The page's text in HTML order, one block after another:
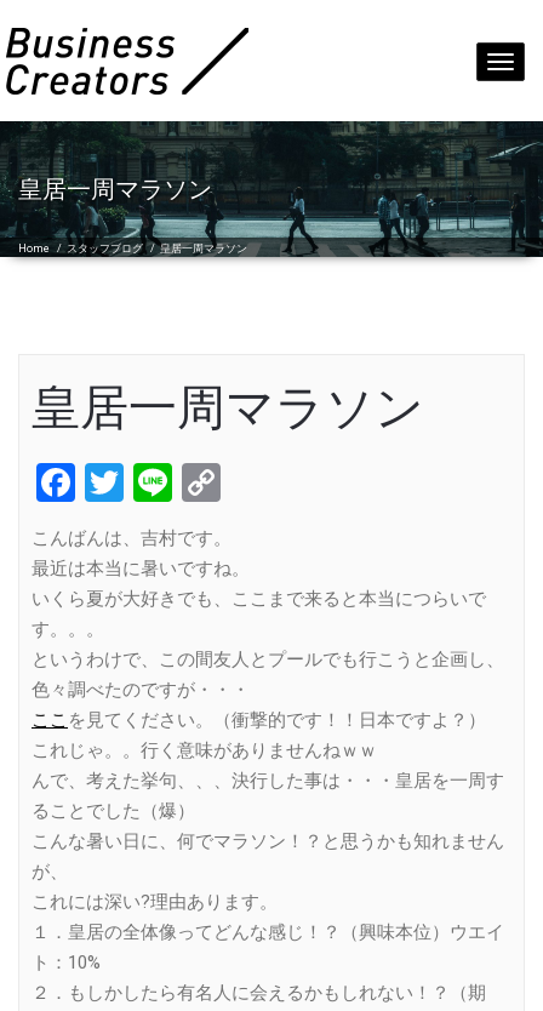
皇居一周マラソン
Home / スタッフブログ /皇居一周マラソン
皇居一周マラソン
Facebook
Twitter
Line
こんばんは、吉村です。
最近は本当に暑いですね。
いくら夏が大好きでも、ここまで来ると本当につらいで
す。。。
というわけで、この間友人とプールでも行こうと企画し、
色々調べたのですが・・・
ここ を見てください。（衝撃的です！！日本ですよ？）
これじゃ。。行く意味がありませんねｗｗ
んで、考えた挙句、、、決行した事は・・・皇居を一周す
ることでした（爆）
こんな暑い日に、何でマラソン！？と思うかも知れません
が、
これには深い?理由あります。
１．皇居の全体像ってどんな感じ！？（興味本位）ウエイ
ト：10%
２．もしかしたら有名人に会えるかもしれない！？（期